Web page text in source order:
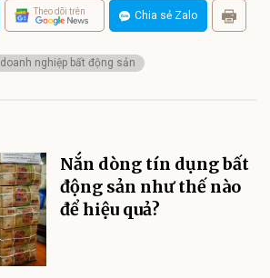
Theo dõi trên Chia sẻ Zalo
doanh nghiệp bất động sản
Nắn dòng tín dụng bất
động sản như thế nào
để hiệu quả?